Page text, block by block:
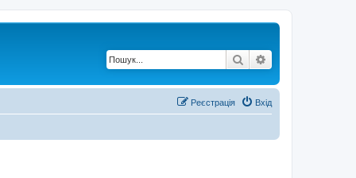
Пошук
Вхід
Реєстрація